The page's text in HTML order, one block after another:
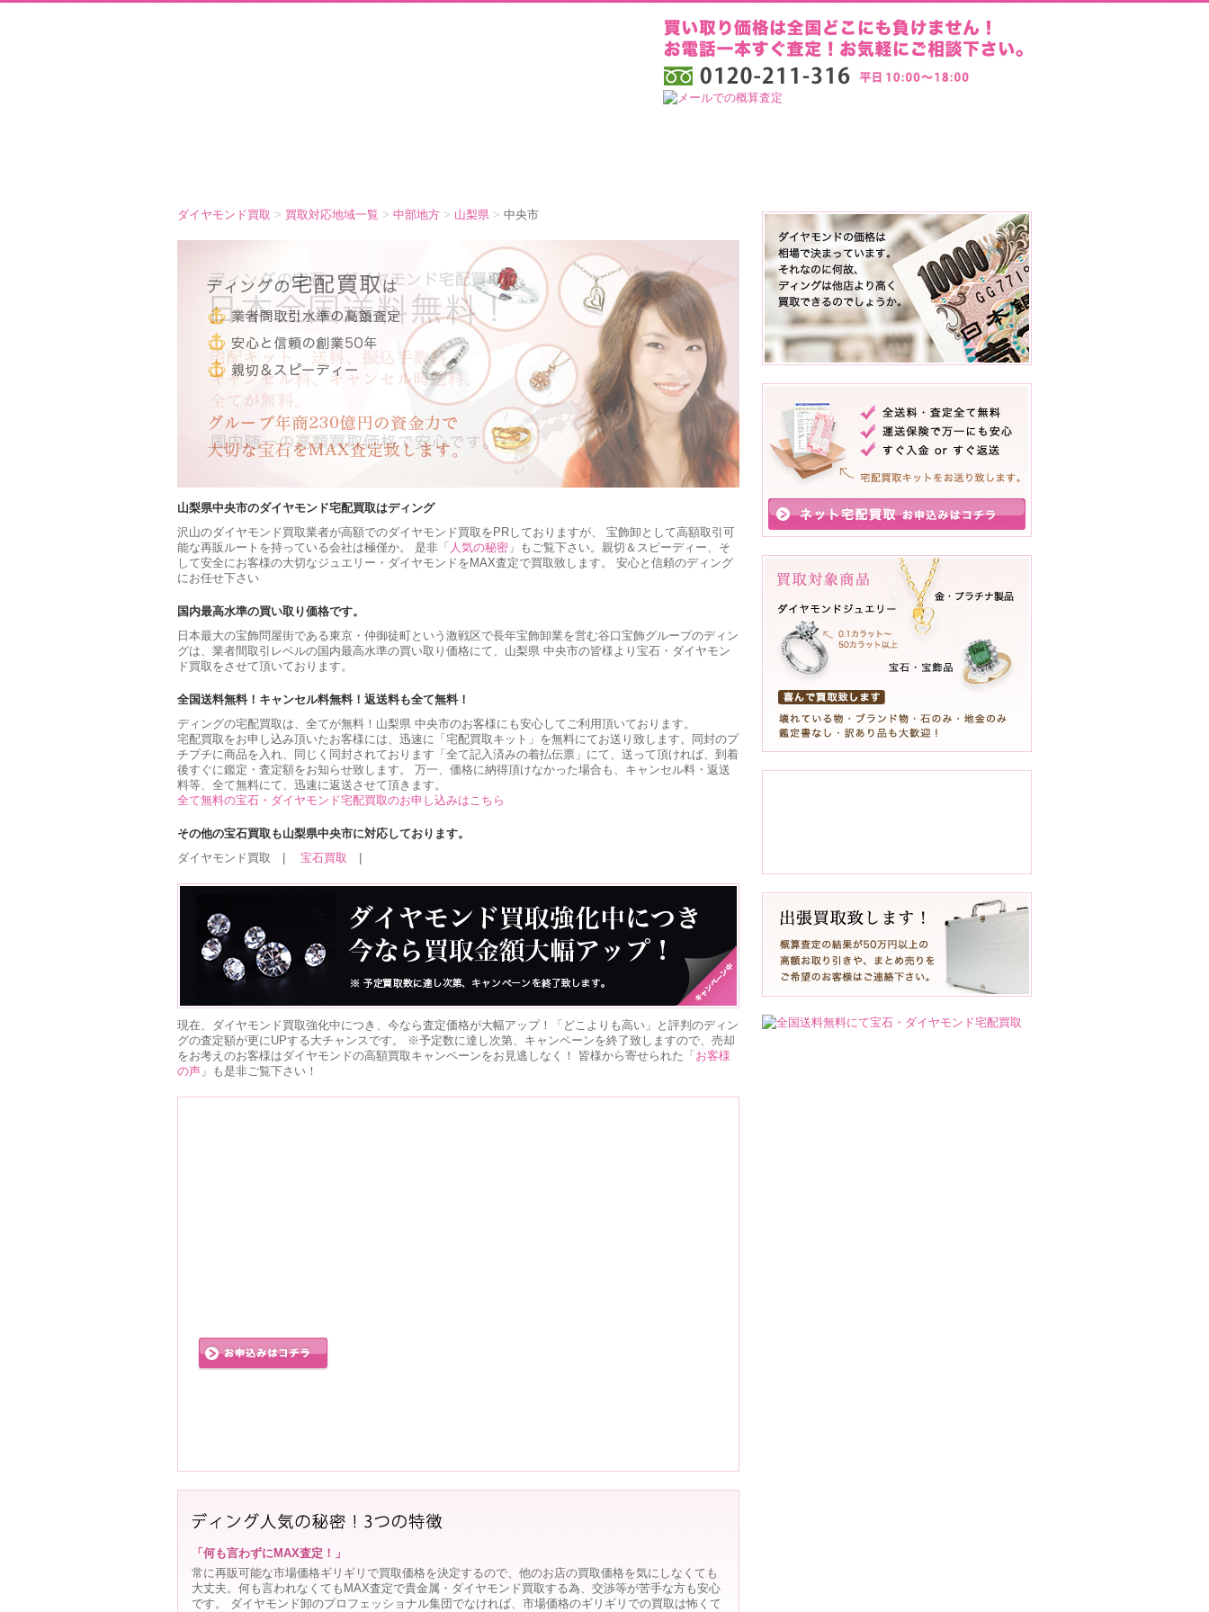
ダイヤモンド買取 > 買取対応地域一覧 > 中部地方 > 山梨県 > 中央市
山梨県中央市のダイヤモンド宅配買取はディング
沢山のダイヤモンド買取業者が高額でのダイヤモンド買取をPRしておりますが、 宝飾卸として高額取引可
能な再販ルートを持っている会社は極僅か。 是非「 人気の秘密 」もご覧下さい。親切＆スピーディー、そ
して安全にお客様の大切なジュエリー・ダイヤモンドをMAX査定で買取致します。 安心と信頼のディング
にお任せ下さい
国内最高水準の買い取り価格です。
日本最大の宝飾問屋街である東京・仲御徒町という激戦区で長年宝飾卸業を営む谷口宝飾グループのディン
グは、業者間取引レベルの国内最高水準の買い取り価格にて、山梨県 中央市の皆様より宝石・ダイヤモン
ド買取をさせて頂いております。
全国送料無料！キャンセル料無料！返送料も全て無料！
ディングの宅配買取は、全てが無料！山梨県 中央市のお客様にも安心してご利用頂いております。
宅配買取をお申し込み頂いたお客様には、迅速に「宅配買取キット」を無料にてお送り致します。同封のプ
チプチに商品を入れ、同じく同封されております「全て記入済みの着払伝票」にて、送って頂ければ、到着
後すぐに鑑定・査定額をお知らせ致します。 万一、価格に納得頂けなかった場合も、キャンセル料・返送
料等、全て無料にて、迅速に返送させて頂きます。
全て無料の宝石・ダイヤモンド宅配買取のお申し込みはこちら
その他の宝石買取も山梨県中央市に対応しております。
ダイヤモンド買取 |
宝石買取
現在、ダイヤモンド買取強化中につき、今なら査定価格が大幅アップ！「どこよりも高い」と評判のディン
グの査定額が更にUPする大チャンスです。 ※予定数に達し次第、キャンペーンを終了致しますので、売却
をお考えのお客様はダイヤモンドの高額買取キャンペーンをお見逃しなく！ 皆様から寄せられた「 お客様
の声 」も是非ご覧下さい！
「何も言わずにMAX査定！」
常に再販可能な市場価格ギリギリで買取価格を決定するので、他のお店の買取価格を気にしなくても
大丈夫。何も言われなくてもMAX査定で貴金属・ダイヤモンド買取する為、交渉等が苦手な方も安心
です。 ダイヤモンド卸のプロフェッショナル集団でなければ、市場価格のギリギリでの買取は怖くて